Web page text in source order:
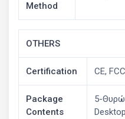
Method
OTHERS
Certification CE,
Package
Contents
5-